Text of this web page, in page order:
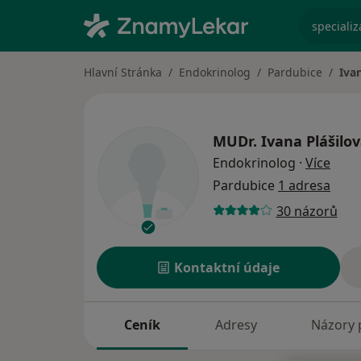
Hlavní Stránka Endokrinolog Pardubice
MUDr. Ivana
Endokrinolog · Více
Pardubice 1 adresa
30 názorů
Kontaktní údaje
Ceník Adresy Názory